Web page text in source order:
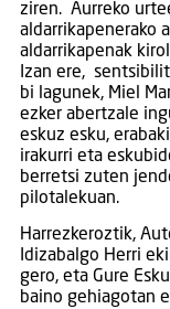
ziren. Aurreko
aldarrikapenerako
aldarrikapenak
Izan ere,
bi lagunek, Miel
ezker abertzale
eskuz esku,
irakurri eta
berretsi zuten
pilotalekuan.
Harrezkeroztik,
Idizabalgo Herri
gero, eta Gure
baino gehiagotan